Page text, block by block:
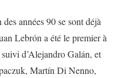
années 90 se sont déjà
Lebrón a été le premier à
d’Alejandro Galán, et
Martín Di Nenno,